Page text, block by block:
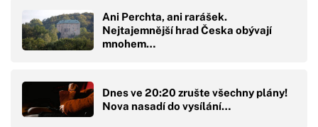
Ani Perchta, ani rarášek.
Nejtajemnější hrad Česka obývají
mnohem…
Dnes ve 20:20 zrušte všechny plány!
Nova nasadí do vysílání…